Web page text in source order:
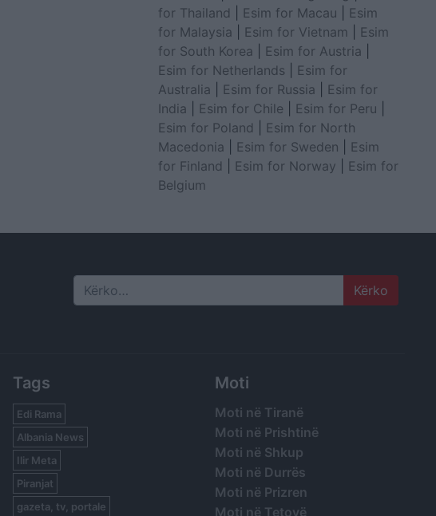
for Thailand
Esim for Macau
Esim
for Malaysia
Esim for Vietnam
Esim
for South Korea
Esim for Austria
Esim for Netherlands
Esim for
Australia
Esim for Russia
Esim for
India
Esim for Chile Esim for Peru
Esim for Poland
Esim for North
Macedonia
Esim for Sweden
Esim
for Finland
Esim for Norway
Esim for
Belgium
Search
Tags
Edi Rama
Albania News
Ilir Meta
Piranjat
gazeta, tv, portale
Moti
Moti në Tiranë
Moti në Prishtinë
Moti në Shkup
Moti në Durrës
Moti në Prizren
Moti në Tetovë